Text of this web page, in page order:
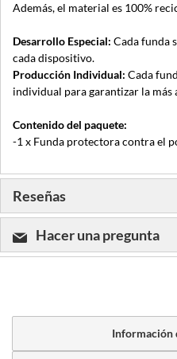
Además, el material es 100%
Desarrollo Especial: Cada funda
cada dispositivo.
Producción Individual: Cada
individual para garantizar la más
Contenido del paquete:
-1 x Funda protectora contra el
Reseñas
Hacer una pregunta
Información